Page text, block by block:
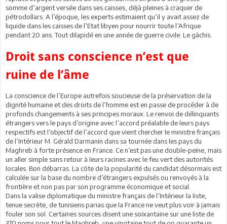
somme d’argent versée dans ses caisses, déjà pleines à craquer de
pétrodollars. A l’époque, les experts estimaient qu’il y avait assez de
liquide dans les caisses de l’Etat libyen pour nourrir toute l’Afrique
pendant 20 ans. Tout dilapidé en une année de guerre civile. Le gâchis.
Droit sans conscience n’est que
ruine de l’âme
La conscience de l’Europe autrefois soucieuse de la préservation de la
dignité humaine et des droits de l’homme est en passe de procéder à de
profonds changements à ses principes moraux. Le renvoi de délinquants
étrangers vers le pays d’origine avec l’accord préalable de leurs pays
respectifs est l’objectif de l’accord que vient chercher le ministre français
de l’Intérieur M. Gérald Darmanin dans sa tournée dans les pays du
Maghreb à forte présence en France. Ce n’est pas une double-peine, mais
un aller simple sans retour à leurs racines avec le feu vert des autorités
locales. Bon débarras. La côte de la popularité du candidat désormais est
calculée sur la base du nombre d’étrangers expulsés ou renvoyés à la
frontière et non pas par son programme économique et social.
Dans la valise diplomatique du ministre français de l’Intérieur la liste,
tenue secrète, de tunisiens parias que la France ne veut plus voir à jamais
fouler son sol. Certaines sources disent une soixantaine sur une liste de